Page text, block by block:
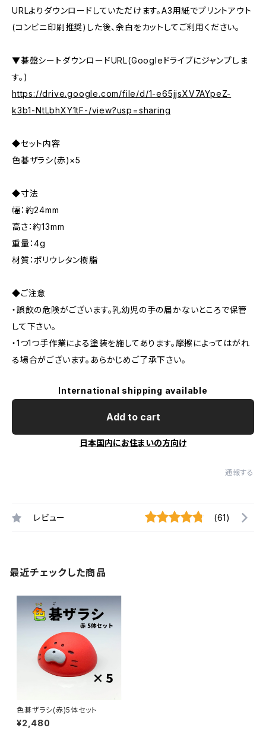
URLよりダウンロードしていただけます。A3用紙でプリントアウト
(コンビニ印刷推奨)した後、余白をカットしてご利用ください。
▼碁盤シートダウンロードURL(Googleドライブにジャンプしま
す。)
https://drive.google.com/file/d/1-e65jjsXV7AYpeZ-
k3b1-NtLbhXY1tF-/view?usp=sharing
◆セット内容
色碁ザラシ(赤)×5
◆寸法
幅：約24mm
高さ：約13mm
重量：4g
材質：ポリウレタン樹脂
◆ご注意
・誤飲の危険がございます。乳幼児の手の届かないところで保管
して下さい。
・1つ1つ手作業による塗装を施してあります。摩擦によってはがれ
る場合がございます。あらかじめご了承下さい。
International shipping available
Add to cart
日本国内にお住まいの方向け
通報する
レビュー (61)
最近チェックした商品
色碁ザラシ(赤)5体セット
¥2,480